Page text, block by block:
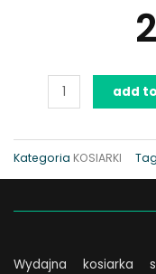
Kosiarka
448
add
Kategoria KOSIARKI Tag
Wydajna kosiarka